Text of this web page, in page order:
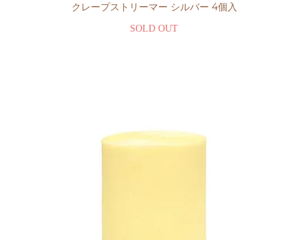
クレープストリーマー シルバー 4個入
SOLD OUT